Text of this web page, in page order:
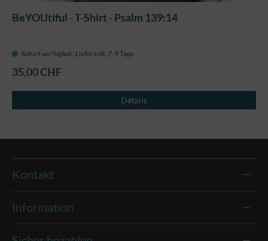
BeYOUtiful - T-Shirt - Psalm 139:14
Sofort verfügbar, Lieferzeit: 7-9 Tage
35,00 CHF
Details
Kontakt
Information